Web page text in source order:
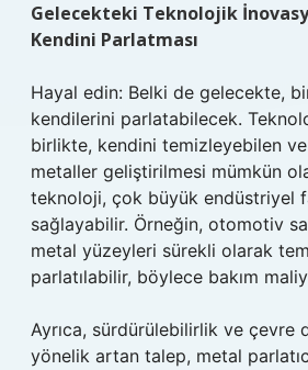
Gelecekteki Teknolojik
Kendini Parlatması
Hayal edin: Belki de gelecekte,
kendilerini parlatabilecek.
birlikte, kendini temizleyebilen
metaller geliştirilmesi mümkün
teknoloji, çok büyük endüstriyel
sağlayabilir. Örneğin, otomotiv
metal yüzeyleri sürekli olarak
parlatılabilir, böylece bakım
Ayrıca, sürdürülebilirlik ve çevre
yönelik artan talep, metal